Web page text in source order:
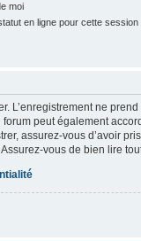
moi
en ligne pour cette session
L’enregistrement ne
peut également
assurez-vous d’avoir
vous de bien lire